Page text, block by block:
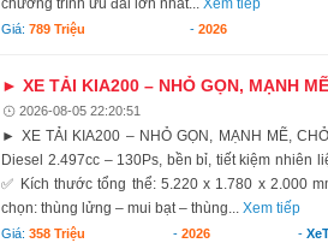
Giá:789 Triệu - 2026
► XE TẢI KIA200 – NHỎ GỌN, MẠNH
2026-08-05 22:20:51
► XE TẢI KIA200 – NHỎ GỌN, MẠNH MẼ,
Diesel 2.497cc – 130Ps, bền bỉ, tiết kiệm nhiên
✅ Kích thước tổng thể: 5.220 x 1.780 x 2.000
chọn: thùng lửng – mui bạt – thùng...Xem tiếp
Giá:358 Triệu -2026 -